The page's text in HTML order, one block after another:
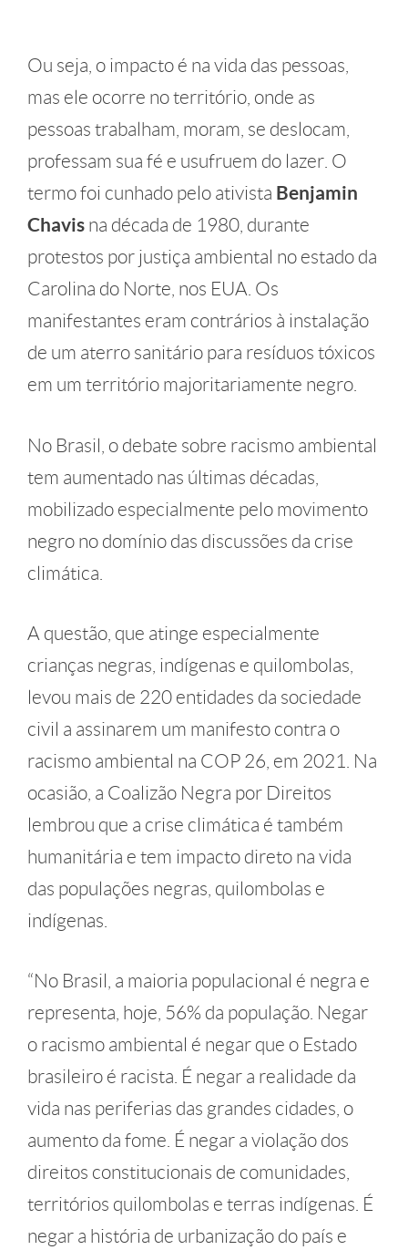
Ou seja, o impacto é na vida das pessoas,
mas ele ocorre no território, onde as
pessoas trabalham, moram, se deslocam,
professam sua fé e usufruem do lazer. O
termo foi cunhado pelo ativista Benjamin
Chavis na década de 1980, durante
protestos por justiça ambiental no estado da
Carolina do Norte, nos EUA. Os
manifestantes eram contrários à instalação
de um aterro sanitário para resíduos tóxicos
em um território majoritariamente negro.
No Brasil, o debate sobre racismo ambiental
tem aumentado nas últimas décadas,
mobilizado especialmente pelo movimento
negro no domínio das discussões da crise
climática.
A questão, que atinge especialmente
crianças negras, indígenas e quilombolas,
levou mais de 220 entidades da sociedade
civil a assinarem um manifesto contra o
racismo ambiental na COP 26, em 2021. Na
ocasião, a Coalizão Negra por Direitos
lembrou que a crise climática é também
humanitária e tem impacto direto na vida
das populações negras, quilombolas e
indígenas.
“No Brasil, a maioria populacional é negra e
representa, hoje, 56% da população. Negar
o racismo ambiental é negar que o Estado
brasileiro é racista. É negar a realidade da
vida nas periferias das grandes cidades, o
aumento da fome. É negar a violação dos
direitos constitucionais de comunidades,
territórios quilombolas e terras indígenas. É
negar a história de urbanização do país e